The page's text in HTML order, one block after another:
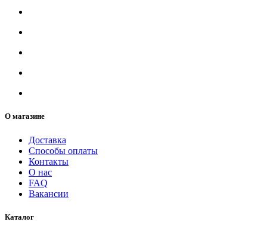
О магазине
Доставка
Способы оплаты
Контакты
О нас
FAQ
Вакансии
Каталог